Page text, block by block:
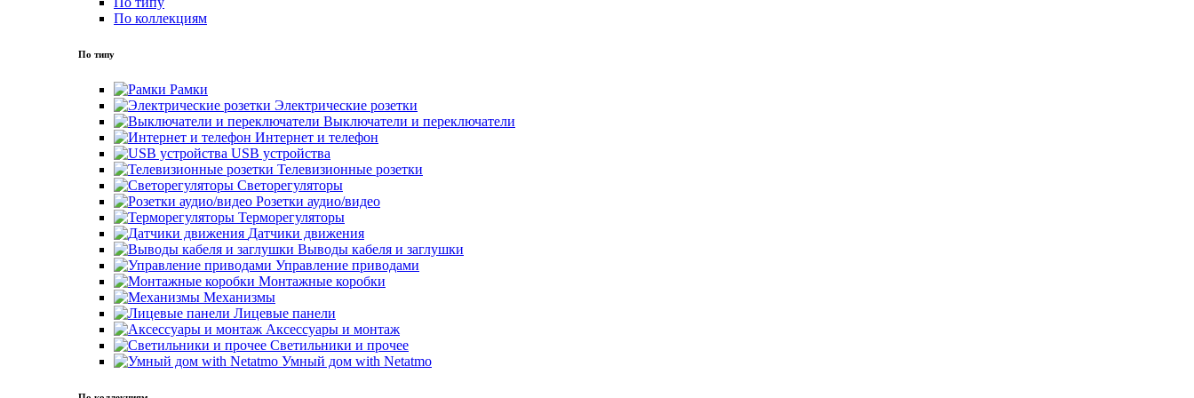
По коллекциям
По типу
Рамки
Электрические розетки
Выключатели и переключатели
Интернет и телефон
USB устройства
Телевизионные розетки
Светорегуляторы
Розетки аудио/видео
Терморегуляторы
Датчики движения
Выводы кабеля и заглушки
Управление приводами
Монтажные коробки
Механизмы
Лицевые панели
Аксессуары и монтаж
Светильники и прочее
Умный дом with Netatmo